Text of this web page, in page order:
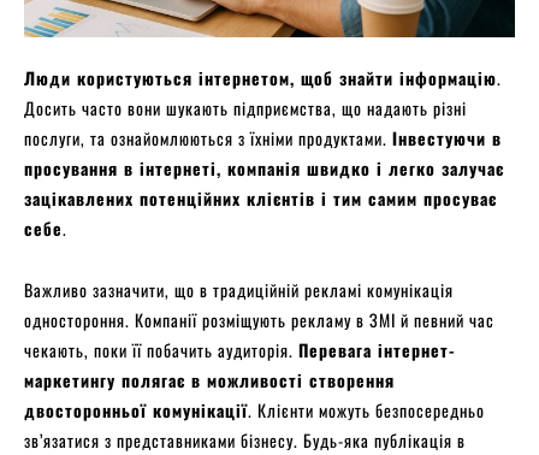
Люди користуються інтернетом, щоб знайти інформацію.
Досить часто вони шукають підприємства, що надають різні
послуги, та ознайомлюються з їхніми продуктами. Інвестуючи в
просування в інтернеті, компанія швидко і легко залучає
зацікавлених потенційних клієнтів і тим самим просуває
себе.
Важливо зазначити, що в традиційній рекламі комунікація
одностороння. Компанії розміщують рекламу в ЗМІ й певний час
чекають, поки її побачить аудиторія. Перевага інтернет-
маркетингу полягає в можливості створення
двосторонньої комунікації. Клієнти можуть безпосередньо
зв’язатися з представниками бізнесу. Будь-яка публікація в